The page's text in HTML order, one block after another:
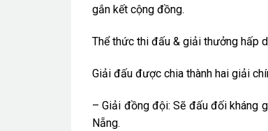
gắn kết cộng đồng.
Thể thức thi đấu & giải thưởng hấp
Giải đấu được chia thành hai giải
– Giải đồng đội: Sẽ đấu đối kháng
Nẵng.